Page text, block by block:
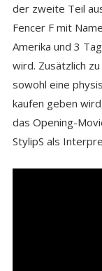
der zweite Teil
Fencer F mit
Amerika und 3
wird. Zusätzlich
sowohl eine
kaufen geben
das Opening-
StylipS als